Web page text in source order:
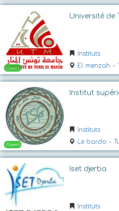
Ouvert
Ouvert
Université de
Instituts
El menzah -
Institut
Instituts
Le bardo -
Iset djerba
Instituts